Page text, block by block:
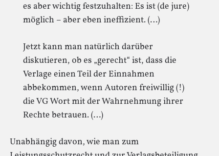
es aber wichtig festzuhalten: Es ist (de jure)
möglich – aber eben ineffizient. (…)
Jetzt kann man natürlich darüber
diskutieren, ob es „gerecht“ ist, dass die
Verlage einen Teil der Einnahmen
abbekommen, wenn Autoren freiwillig (!)
die VG Wort mit der Wahrnehmung ihrer
Rechte betrauen. (…)
Unabhängig davon, wie man zum